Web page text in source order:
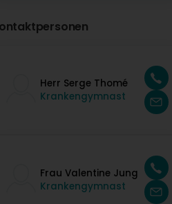
Herr Serge Thomé
Krankengymnast
Frau Valentine Jung
Krankengymnast